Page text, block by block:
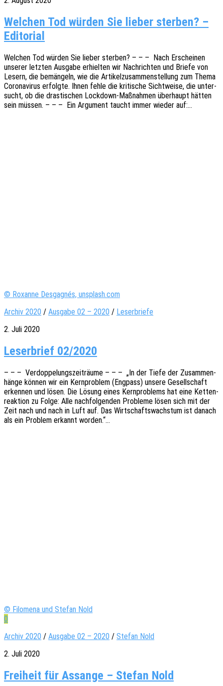
Welchen Tod würden Sie lieber sterben? –
Editorial
Welchen Tod würden Sie lieber ster­ben? – – – Nach Erschei­nen
unse­rer letz­ten Ausga­be erhiel­ten wir Nach­rich­ten und Briefe von
Lesern, die bemän­geln, wie die Arti­kel­zu­sam­men­stel­lung zum Thema
Coro­na­vi­rus erfolg­te. Ihnen fehle die kriti­sche Sicht­wei­se, die unter­
sucht, ob die dras­ti­schen Lock­­down-Maßnah­­men über­haupt hätten
sein müssen. – – – Ein Argu­ment taucht immer wieder auf:…
© Roxanne Desgagnés, unsplash.com
Archiv 2020 / Ausgabe 02 – 2020 / Leserbriefe
2. Juli 2020
Leserbrief 02/2020
– – – Verdop­pe­lungs­zeit­räu­me – – – „In der Tiefe der Zusam­men­
hän­ge können wir ein Kern­pro­blem (Engpass) unsere Gesell­schaft
erken­nen und lösen. Die Lösung eines Kern­pro­blems hat eine Ketten­
re­ak­ti­on zu Folge: Alle nach­fol­gen­den Proble­me lösen sich mit der
Zeit nach und nach in Luft auf. Das Wirt­schafts­wachs­tum ist danach
als ein Problem erkannt worden.“…
© Filomena und Stefan Nold
0
Archiv 2020 / Ausgabe 02 – 2020 / Stefan Nold
2. Juli 2020
Freiheit für Assange – Stefan Nold